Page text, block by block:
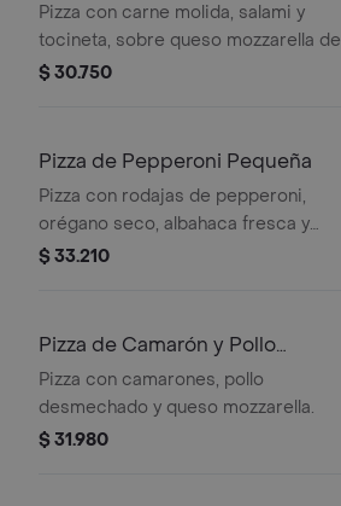
Pizza con carne molida, salami y
tocineta, sobre queso mozzarella de
la casa.
$ 30.750
Pizza de Pepperoni Pequeña
Pizza con rodajas de pepperoni,
orégano seco, albahaca fresca y
queso mozzarella de la casa.
$ 33.210
Pizza de Camarón y Pollo
Pequeña
Pizza con camarones, pollo
desmechado y queso mozzarella.
$ 31.980